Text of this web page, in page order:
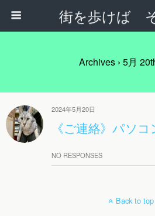
街を歩けば
Archives › 5月
2024年5月20日
《ご連絡》パソ
NO RESPONSES
Back to top